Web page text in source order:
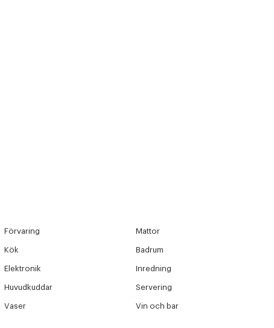
Förvaring Mattor
Kök Badrum
Elektronik Inredning
Huvudkuddar Servering
Vaser Vin och bar